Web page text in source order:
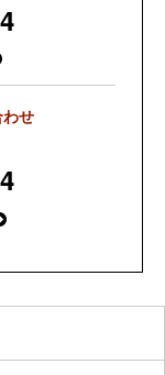
わせ